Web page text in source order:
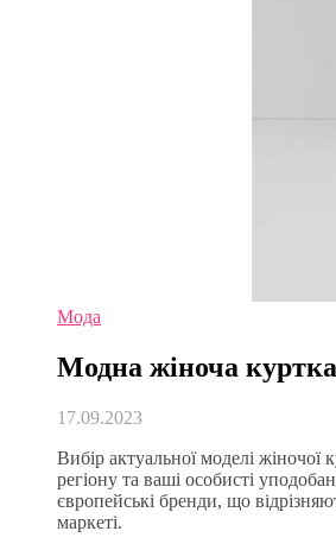
Мода
Модна жіноча
17.09.2023
Вибір актуальної моделі жіночої
регіону та ваші особисті
європейські бренди, що
маркеті.